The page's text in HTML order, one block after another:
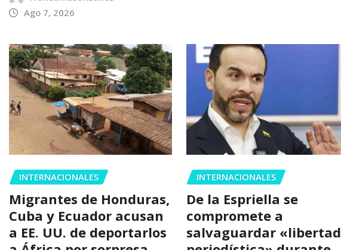
Ago 7, 2026
INTERNACIONALES
Migrantes de Honduras,
Cuba y Ecuador acusan
a EE. UU. de deportarlos
INTERNACIONALES
De la Espriella se
compromete a
salvaguardar «libertad